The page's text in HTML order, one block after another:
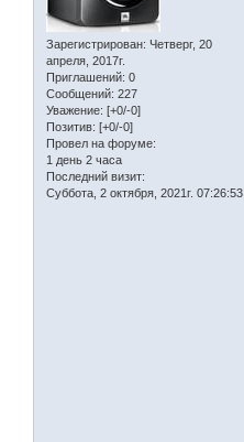
Зарегистрирован: Четверг, 20
апреля, 2017г.
Приглашений: 0
Сообщений: 227
Уважение: [+0/-0]
Позитив: [+0/-0]
Провел на форуме:
1 день 2 часа
Последний визит:
Суббота, 2 октября, 2021г. 07:26:53